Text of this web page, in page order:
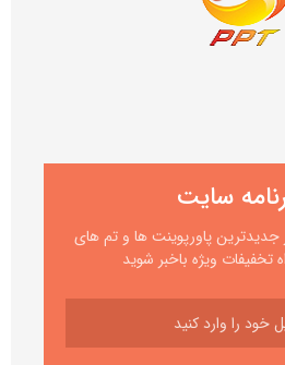
سایت
پاورپوینت ها و تم های
تخفیفات ویژه باخبر شوید